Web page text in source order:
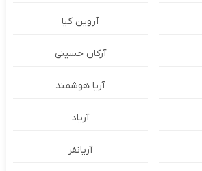
آروین کیا
آرکان حسینی
آریا هوشمند
آریاد
آریانفر